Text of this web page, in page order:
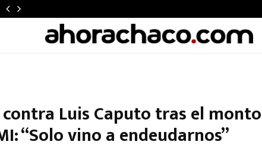
Luis Caputo tras el monto
“Solo vino a endeudarnos”